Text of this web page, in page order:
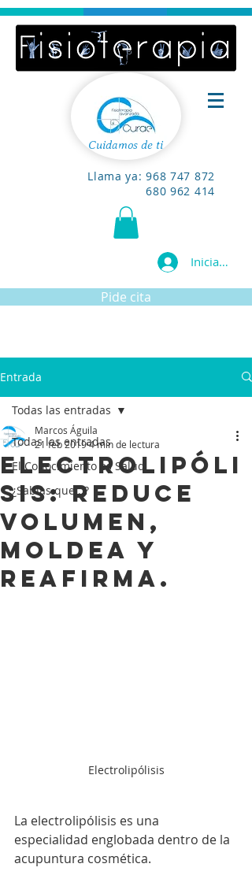
Cuidamos de ti
Llama ya:968 747 872
680 962 414
Iniciar
Pide cita
Entrada
Todas las entradas
El Conocimiento es Salud
¿Sabías que...?
Todas las entradas
Electrolipóli
sis: Reduce
volumen,
moldea y
reafirma.
Marcos Águila
21 feb 20194 min de lectura
Electrolipólisis
La electrolipólisis es una
especialidad englobada dentro de la
acupuntura cosmética.